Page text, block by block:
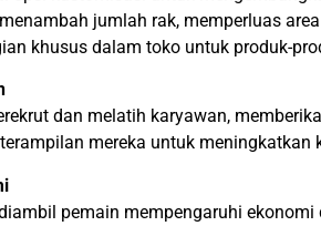
jumlah rak, memperluas
khusus dalam toko untuk produk-
dan melatih karyawan,
mereka untuk meningkatkan
pemain mempengaruhi